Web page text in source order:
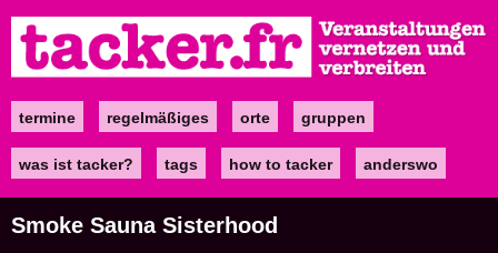
zum
Inhalt
Maintermine regelmäßiges orte gruppen
was ist tacker? tags how to tacker anderswo
Smoke Sauna Sisterhood